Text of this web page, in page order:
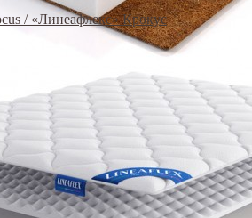
/ «Линеафлекс» Крокус